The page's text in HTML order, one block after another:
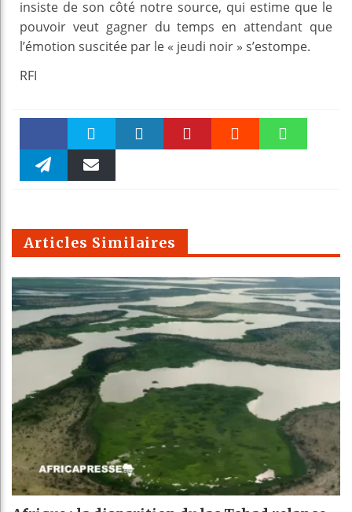
insiste de son côté notre source, qui estime que le
pouvoir veut gagner du temps en attendant que
l’émotion suscitée par le « jeudi noir » s’estompe.
RFI
Faceboo Twitter
m
Articles Similaires